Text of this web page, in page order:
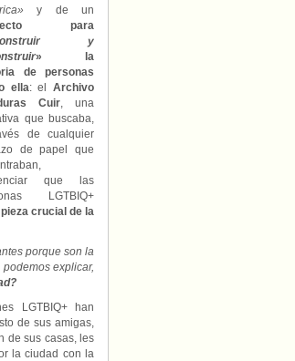
y de un
para
y
» la
de personas
ella: elArchivo
Cuir, una
que buscaba,
de cualquier
de papel que
que las
LGTBIQ+
crucial de la
porque son la
explicar,
LGTBIQ+ han
de sus amigas,
de sus casas, les
la ciudad con la